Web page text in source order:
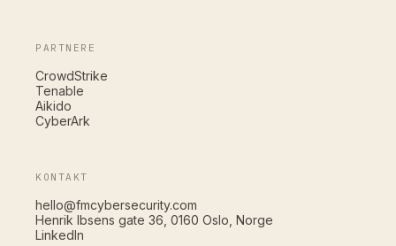
PARTNERE
CrowdStrike
Tenable
Aikido
CyberArk
KONTAKT
hello@fmcybersecurity.com
Henrik Ibsens gate 36, 0160 Oslo, Norge
LinkedIn